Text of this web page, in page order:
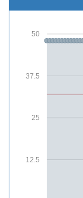
12.5
25
37.5
50